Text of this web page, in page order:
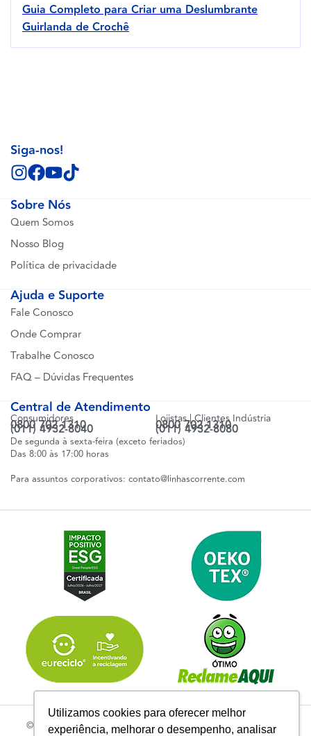
Utilizamos cookies para oferecer melhor
experiência, melhorar o desempenho, analisar
Guia Completo para Criar uma Deslumbrante
Guirlanda de Crochê
Sobre Nós
Quem Somos
Nosso Blog
Política de privacidade
Ajuda e Suporte
Fale Conosco
Onde Comprar
Trabalhe Conosco
FAQ – Dúvidas Frequentes
Central de Atendimento
Consumidores
0800 702 1310
(011) 4932-8040
Lojistas | Clientes Indústria
0800 702 1310
(011) 4932-8080
De segunda à sexta-feira (exceto feriados)
Das 8:00 às 17:00 horas
Para assuntos corporativos: contato@linhascorrente.com
Siga-nos!
© 2026 | Todos os Direitos Reservados Linhas Corrente - CNPJ